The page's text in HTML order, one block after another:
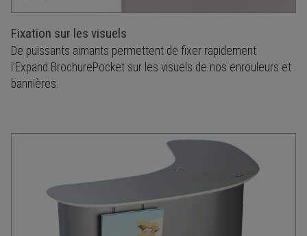
Fixation sur les visuels
De puissants aimants permettent de fixer rapidement
l’Expand BrochurePocket sur les visuels de nos enrouleurs et
bannières.